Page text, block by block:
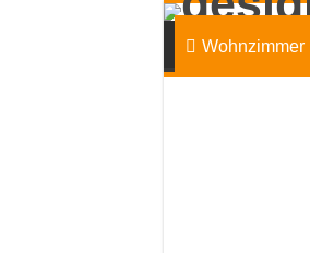
Wohnzimmer